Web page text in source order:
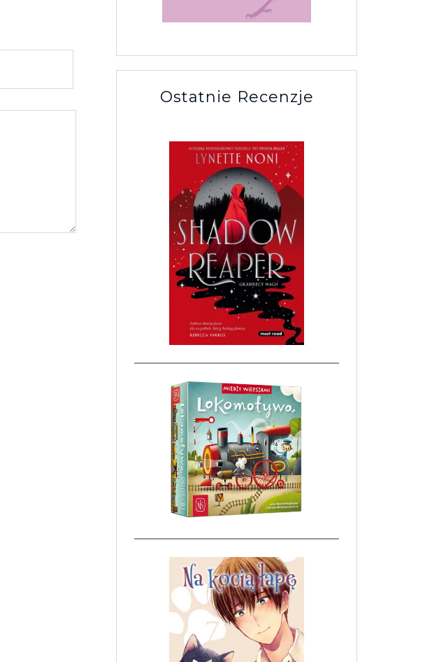
Ostatnie Recenzje